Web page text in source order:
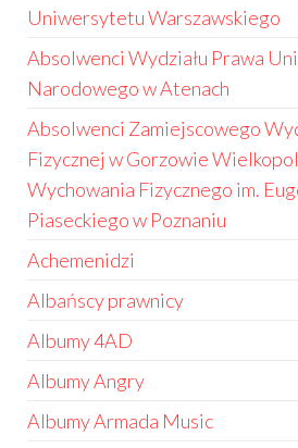
Uniwersytetu Warszawskiego
Absolwenci Wydziału Prawa
Narodowego w Atenach
Absolwenci Zamiejscowego
Fizycznej w Gorzowie
Wychowania Fizycznego im.
Piaseckiego w Poznaniu
Achemenidzi
Albańscy prawnicy
Albumy 4AD
Albumy Angry
Albumy Armada Music